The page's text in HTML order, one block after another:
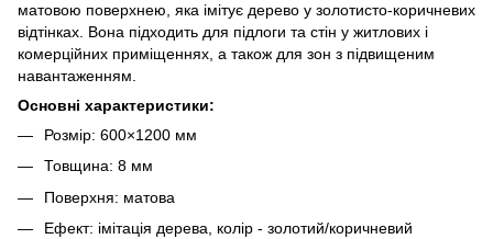
матовою поверхнею, яка імітує дерево у золотисто-коричневих
відтінках. Вона підходить для підлоги та стін у житлових і
комерційних приміщеннях, а також для зон з підвищеним
навантаженням.
Основні характеристики:
Розмір: 600×1200 мм
Товщина: 8 мм
Поверхня: матова
Ефект: імітація дерева, колір - золотий/коричневий